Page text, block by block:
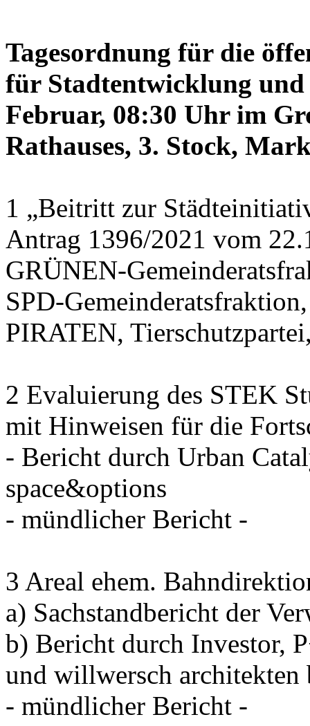
Tagesordnung für die
für Stadtentwicklung und
Februar, 08:30 Uhr im
Rathauses, 3. Stock,
1 „Beitritt zur
Antrag 1396/2021 vom
GRÜNEN-
SPD-
PIRATEN,
2 Evaluierung des STEK
mit Hinweisen für die
- Bericht durch Urban
space&options
- mündlicher Bericht -
3 Areal ehem.
a) Sachstandbericht der
b) Bericht durch Investor,
und willwersch architekten
- mündlicher Bericht -